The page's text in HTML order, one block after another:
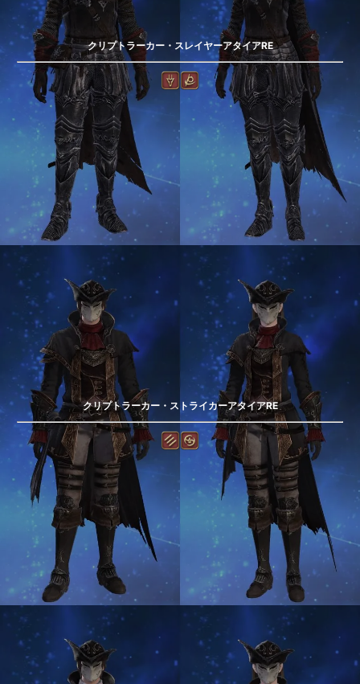
クリプトラーカー・スレイヤーアタイアRE
クリプトラーカー・ストライカーアタイアRE